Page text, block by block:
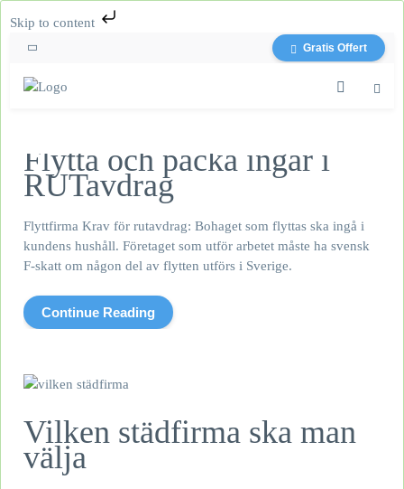
Skip to content
Gratis Offert
Flytta och packa ingår i
RUTavdrag
Flyttfirma Krav för rutavdrag: Bohaget som flyttas ska ingå i
kundens hushåll. Företaget som utför arbetet måste ha svensk
F-skatt om någon del av flytten utförs i Sverige.
Continue Reading
Vilken städfirma ska man
välja